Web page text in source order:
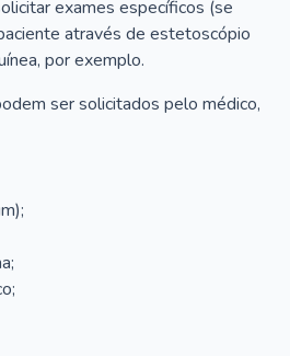
exames específicos (se
através de estetoscópio
por exemplo.
ser solicitados pelo médico,